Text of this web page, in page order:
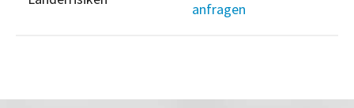
anfragen